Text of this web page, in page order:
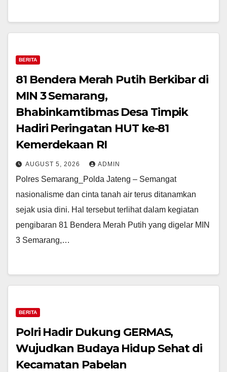
BERITA
81 Bendera Merah Putih Berkibar di
MIN 3 Semarang,
Bhabinkamtibmas Desa Timpik
Hadiri Peringatan HUT ke-81
Kemerdekaan RI
AUGUST 5, 2026 ADMIN
Polres Semarang_Polda Jateng – Semangat
nasionalisme dan cinta tanah air terus ditanamkan
sejak usia dini. Hal tersebut terlihat dalam kegiatan
pengibaran 81 Bendera Merah Putih yang digelar MIN
3 Semarang,…
BERITA
Polri Hadir Dukung GERMAS,
Wujudkan Budaya Hidup Sehat di
Kecamatan Pabelan